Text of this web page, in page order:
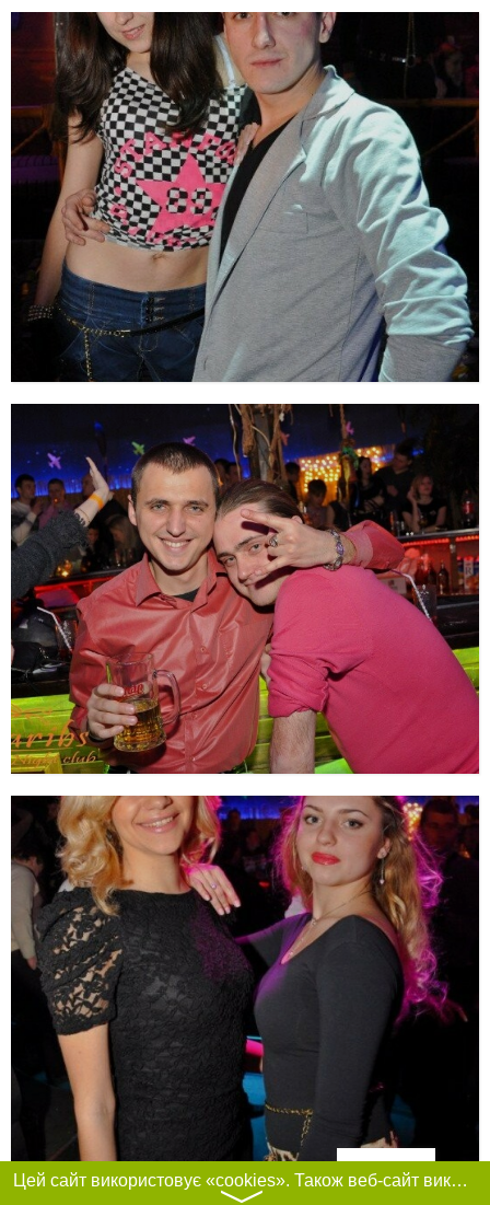
Фільтри
Цей сайт використовує «cookies». Також веб-сайт використовує інтернет-сервіс для збору технічних даних стосовно відвідувачів з метою отримання маркетингової та статистичної інформації. Умови обробки даних відвідувачів сайту див.
〉